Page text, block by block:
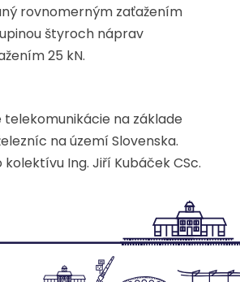
rovnomerným zaťažením
štyroch náprav
25 kN.
telekomunikácie na základe
na území Slovenska.
Ing. Jiří Kubáček CSc.